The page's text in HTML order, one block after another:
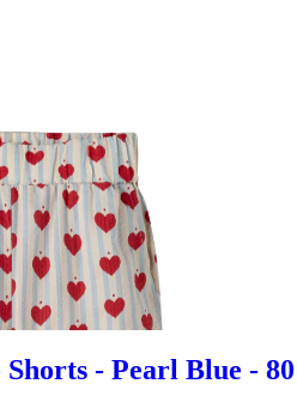
- Pearl Blue - 80